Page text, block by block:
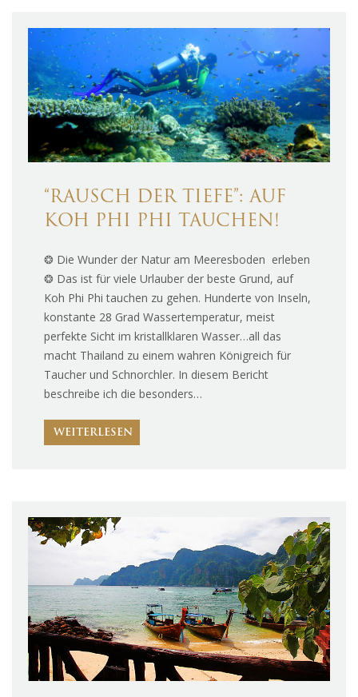
“RAUSCH DER TIEFE”: AUF
KOH PHI PHI TAUCHEN!
❂ Die Wunder der Natur am Meeresboden erleben
❂ Das ist für viele Urlauber der beste Grund, auf
Koh Phi Phi tauchen zu gehen. Hunderte von Inseln,
konstante 28 Grad Wassertemperatur, meist
perfekte Sicht im kristallklaren Wasser…all das
macht Thailand zu einem wahren Königreich für
Taucher und Schnorchler. In diesem Bericht
beschreibe ich die besonders…
WEITERLESEN